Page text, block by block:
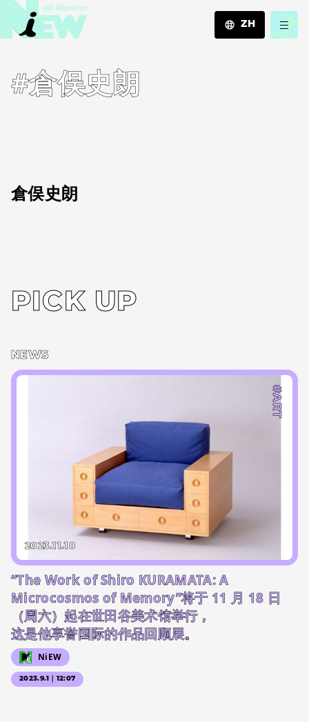
ZH
#倉俣史朗
倉俣史朗
PICK UP
NEWS
#ART
2023.11.18
“The Work of Shiro KURAMATA: A
Microcosmos of Memory”将于 11 月 18 日
（周六）起在世田谷美术馆举行，
这是他享誉国际的作品回顾展。
NiEW
2023.9.1｜12:07